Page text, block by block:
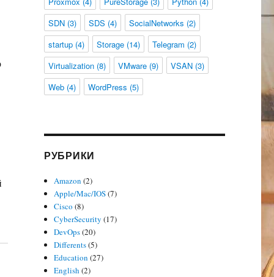
SDN(3) SDS (4) SocialNetworks (2)
startup(4) Storage(14) Telegram (2)
Virtualization(8) VMware(9) VSAN(3)
Web(4) WordPress (5)
РУБРИКИ
Amazon (2)
Apple/Mac/IOS(7)
Cisco (8)
CyberSecurity (17)
DevOps(20)
Differents(5)
Education (27)
English (2)